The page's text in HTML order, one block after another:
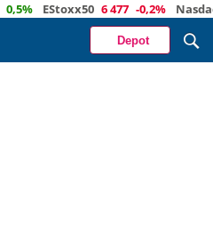
EStoxx50 6 477 -0,2% Nasdaq 29
Depot